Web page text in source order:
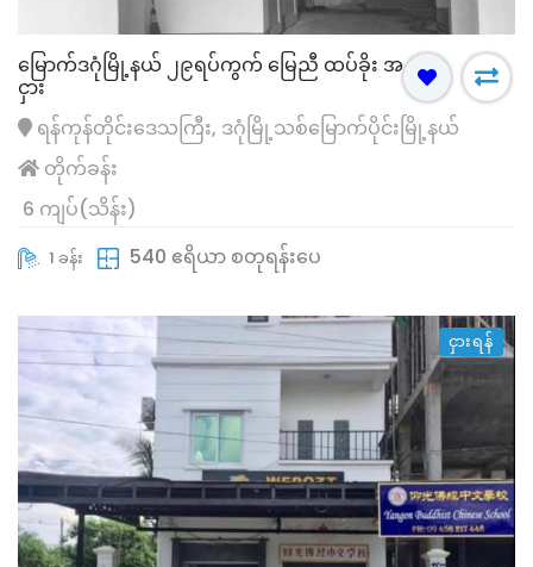
မြောက်ဒဂုံမြို့နယ် ၂၉ရပ်ကွက် မြေညီ ထပ်ခိုး အ
ငှား
ရန်ကုန်တိုင်းဒေသကြီး, ဒဂုံမြို့သစ်မြောက်ပိုင်းမြို့နယ်
တိုက်ခန်း
6 ကျပ်(သိန်း)
1 ခန်း 540 ဧရိယာ စတုရန်းပေ
ငှားရန်